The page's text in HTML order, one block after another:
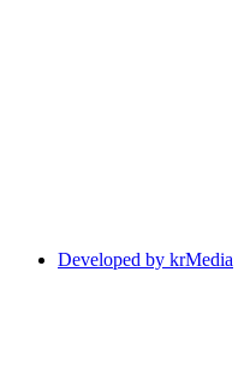
Developed by krMedia